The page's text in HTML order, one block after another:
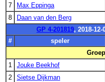
7
Max Eppinga
8
Daan van den Berg
GP 4-201819, 2018-
#
speler
1
Jouke Beekhof
2
Sietse Dijkman